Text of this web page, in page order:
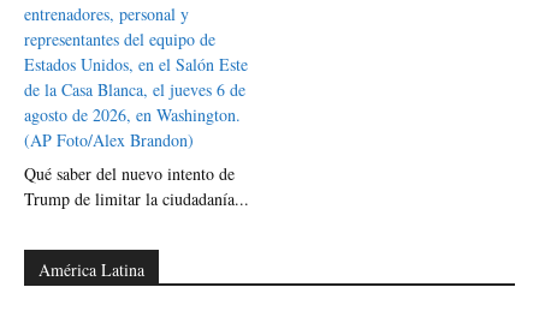
Qué saber del nuevo intento de
Trump de limitar la ciudadanía...
América Latina